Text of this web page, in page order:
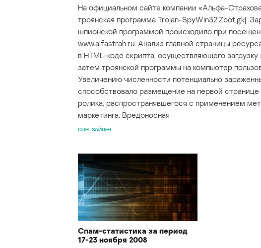
На официальном сайте компании «Альфа-
троянская программа Trojan-Spy.Win32.Zbot.gkj.
шпионской программой происходило при
www.alfastrah.ru. Анализ главной страницы
в HTML-коде скрипта, осуществляющего загрузку
затем троянской программы на компьютер
Увеличению численности потенциально
способствовало размещение на первой
ролика, распространявшегося с применением
маркетинга. Вредоносная
ОЛЕГ ЗАЙЦЕВ
Спам-статистика за период
17-23 ноября 2008